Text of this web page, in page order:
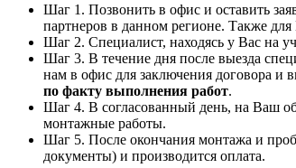
Шаг 1. Позвонить в офис и оставить
партнеров в данном регионе. Также
Шаг 2. Специалист, находясь у Вас на
Шаг 3. В течение дня после выезда
нам в офис для заключения договора и
по факту выполнения работ.
Шаг 4. В согласованный день, на Ваш
монтажные работы.
Шаг 5. После окончания монтажа и
документы) и производится оплата.